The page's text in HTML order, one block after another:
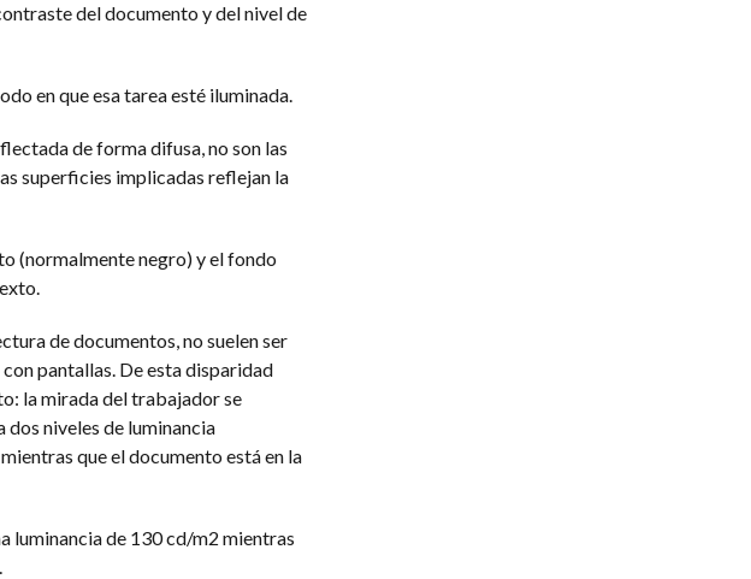
del documento y del nivel de
en que esa tarea esté iluminada.
de forma difusa, no son las
superficies implicadas reflejan la
(normalmente negro) y el fondo
de documentos, no suelen ser
pantallas. De esta disparidad
la mirada del trabajador se
dos niveles de luminancia
que el documento está en la
luminancia de 130 cd/m2 mientras